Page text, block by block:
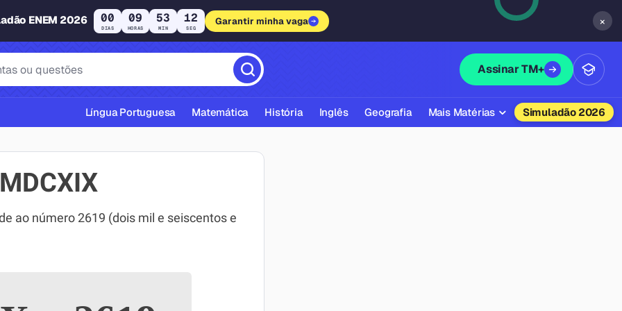
ENEM 2026 00
DIAS
09
HORAS
53
MIN
11
SEG
Garantir minha vaga ×
Assinar TM+
ABNT
Língua Portuguesa Matemática História Inglês Geografia Mais Matérias Simuladão 2026
ao número 2619 (dois mil e seiscentos e